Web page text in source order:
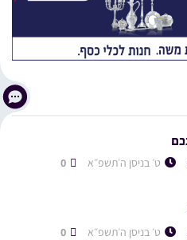
ט׳ בניסן ה׳תשפ״א
ט׳ בניסן ה׳תשפ״א